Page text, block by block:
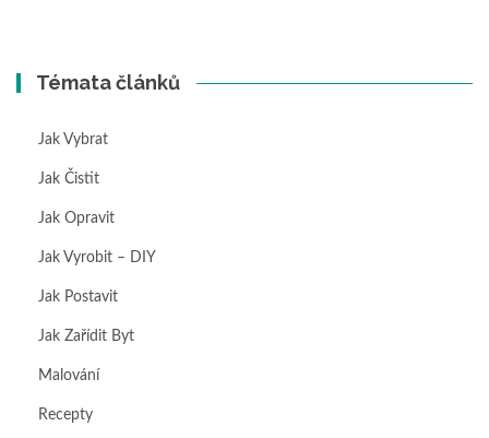
Témata článků
Jak Vybrat
Jak Čistit
Jak Opravit
Jak Vyrobit – DIY
Jak Postavit
Jak Zařídit Byt
Malování
Recepty